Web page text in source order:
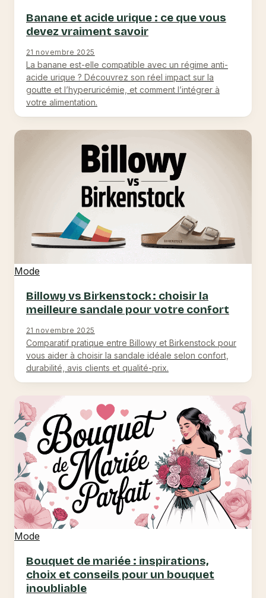
Banane et acide urique : ce que vous
devez vraiment savoir
21 novembre 2025
La banane est-elle compatible avec un régime anti-
acide urique ? Découvrez son réel impact sur la
goutte et l’hyperuricémie, et comment l’intégrer à
votre alimentation.
Mode
Billowy vs Birkenstock : choisir la
meilleure sandale pour votre confort
21 novembre 2025
Comparatif pratique entre Billowy et Birkenstock pour
vous aider à choisir la sandale idéale selon confort,
durabilité, avis clients et qualité-prix.
Mode
Bouquet de mariée : inspirations,
choix et conseils pour un bouquet
inoubliable